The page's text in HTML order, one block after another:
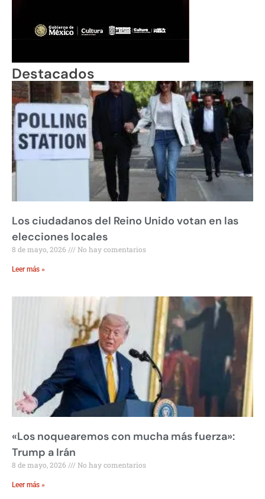
Destacados
Los ciudadanos del Reino Unido votan en las
elecciones locales
8 de mayo, 2026 No hay comentarios
Leer más »
«Los noquearemos con mucha más fuerza»:
Trump a Irán
8 de mayo, 2026 No hay comentarios
Leer más »